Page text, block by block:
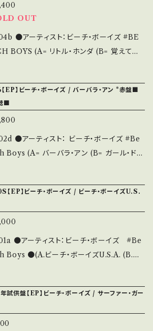
態説明の見方】 商品列に並ぶ ■状態・説明
について■ をご覧ください。 お知らせ等
About 画面にてご確認ください。
OUT
●アーティスト：ビーチ・ボーイズ #BE
(A= リトル・ホンダ (B= 覚えてい
態：ジャケ/盤：B/C+ (国内盤/Wジャケ/赤
の見
商品列に並ぶ ■状態・説明 / 発送について
ご覧ください。 お知らせ等は、About 画面
ご確認ください。
EP】ビーチ・ボーイズ / バーバラ・アン *赤盤■
■
●アーティスト： ビーチ・ボーイズ #Be
ーバラ・アン (B= ガール・ドン
https://youtu.be/6hIx-vgyQ
*RE
見方】 商品列に並ぶ ■状
説明 / 発送について■ をご覧ください。 お
せ等は、About 画面にてご確認ください。
【EP】ビーチ・ボーイズ / ビーチ・ボーイズU.S.
●アーティスト：ビーチ・ボーイズ #Be
ーチ・ボーイズU.S.A. (B.神
ドレー ●状態：ジャケ/盤：B/B (国内
■状
説明 / 発送について■ をご覧ください。 お
試供盤【EP】ビーチ・ボーイズ / サーファー・ガー